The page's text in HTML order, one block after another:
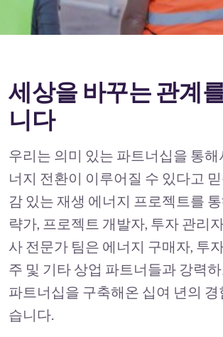
세상을 바꾸는 관계
니다
우리는 의미 있는 파트너십을 통해
너지 전환이 이루어질 수 있다고
감 있는 재생 에너지 프로젝트를
략가, 프로젝트 개발자, 투자 관리
사 전문가 팀은 에너지 구매자, 투
주 및 기타 상업 파트너들과 강력
파트너십을 구축해온 십여 년의 경
습니다.